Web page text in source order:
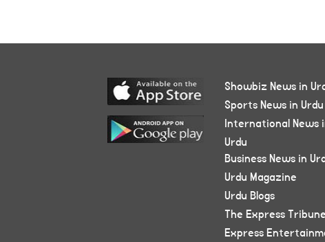
Showbiz News in
Sports News in Urdu
International News
Urdu
Business News in
Urdu Magazine
Urdu Blogs
The Express Tribune
Express